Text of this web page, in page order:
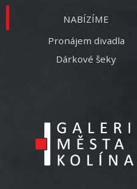
NABÍZÍME
Pronájem divadla
Dárkové šeky